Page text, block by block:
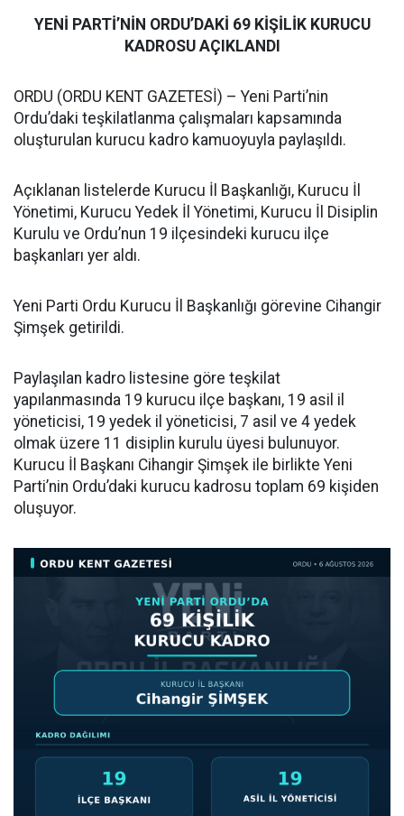
YENİ PARTİ’NİN ORDU’DAKİ 69 KİŞİLİK KURUCU
KADROSU AÇIKLANDI
ORDU (ORDU KENT GAZETESİ) – Yeni Parti’nin
Ordu’daki teşkilatlanma çalışmaları kapsamında
oluşturulan kurucu kadro kamuoyuyla paylaşıldı.
Açıklanan listelerde Kurucu İl Başkanlığı, Kurucu İl
Yönetimi, Kurucu Yedek İl Yönetimi, Kurucu İl Disiplin
Kurulu ve Ordu’nun 19 ilçesindeki kurucu ilçe
başkanları yer aldı.
Yeni Parti Ordu Kurucu İl Başkanlığı görevine Cihangir
Şimşek getirildi.
Paylaşılan kadro listesine göre teşkilat
yapılanmasında 19 kurucu ilçe başkanı, 19 asil il
yöneticisi, 19 yedek il yöneticisi, 7 asil ve 4 yedek
olmak üzere 11 disiplin kurulu üyesi bulunuyor.
Kurucu İl Başkanı Cihangir Şimşek ile birlikte Yeni
Parti’nin Ordu’daki kurucu kadrosu toplam 69 kişiden
oluşuyor.